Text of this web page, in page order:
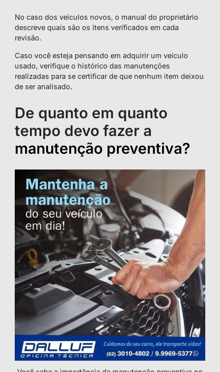
No caso dos veículos novos, o manual do proprietário
descreve quais são os itens verificados em cada
revisão.
Caso você esteja pensando em adquirir um veículo
usado, verifique o histórico das manutenções
realizadas para se certificar de que nenhum item deixou
de ser analisado.
De quanto em quanto
tempo devo fazer a
manutenção preventiva?